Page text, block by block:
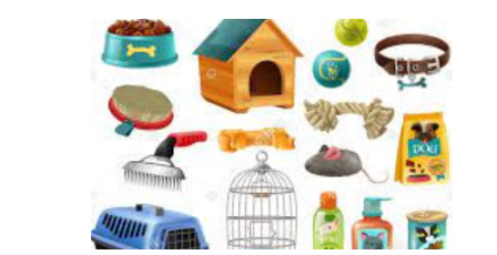
力，满足国际市场的需求。同时，积极参与国际展览
和交流活动，拓展海外市场，与国外客户建立长期合
作关系也是非常重要的。 总的来说，塑料机械的外贸
形势较好，出口潜力大，但也需要企业不断提升自身
实力，抓住市场机遇，才能在激烈的竞争中脱颖而
出。 塑料机械海外市场规模如何？ 塑料机械在海外
市场的规模非常庞大。随着全球塑料制品需求的增
长，对塑料机械的需求也在不断增加。塑料机械广泛
应用于塑料制品的生产过程中，包括注塑机、挤出
的天线和更高的传输功率，以实现更广泛的信号覆盖
和更高的网络容量。此外，商用5G路由器还支持多
种网络管理和安全功能，以满足企业用户对网络管理
和数据安全的需求。 3. 移动5G路由器：移动5G路由
器是一种便携式的路由器设备，可以随时随地提供
5G网络连接。它通常具有小巧轻便的外观设计和内
置电池，可以方便地携带和使用。移动5G路由器可
以通过5G网络连接到互联网，同时还可以通过Wi-Fi
或以太网连接多个设备，实现无线网络共享。 4. 工
通过采用清洁能源、提高能源利用率和引入智能化技
术，锅炉行业将为社会经济的可持续发展做出贡献。
锅炉产品主要分类或种类有哪些？ 锅炉产品的主要分
类或种类 锅炉是一种用于产生蒸汽或热水的设备，根
据不同的用途和工作原理，锅炉可以分为多种不同的
分类或种类。以下是锅炉产品的主要分类或种类： 1.
水管锅炉：水管锅炉是一种常见的锅炉类型，它通过
在锅炉内部安装一系列水管来传递热能。燃烧产生的
烟气通过水管，将热量传递给水，使水变为蒸汽或热
管：由于传统的塑料吸管对环境造成的污染，越来越
多的企业开始研发和推广环保型吸管。这些吸管通常
采用可降解的材料制成，如纸质吸管、麦秸吸管和淀
粉吸管等。环保型吸管的出现，有助于减少对塑料吸
管的使用，从而减少塑料垃圾的产生。 2. 可重复使
用吸管：为了减少吸管的浪费和资源消耗，越来越多
的人开始使用可重复使用的吸管。这些吸管通常由不
锈钢、硅胶或玻璃制成，可以反复使用，有效降低了
吸管的消耗量。 3. 创新设计：为了满足不同消费者